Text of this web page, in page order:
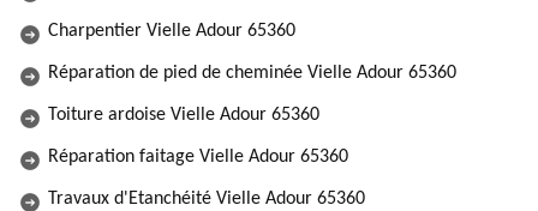
Charpentier Vielle Adour 65360
Réparation de pied de cheminée Vielle Adour 65360
Toiture ardoise Vielle Adour 65360
Réparation faitage Vielle Adour 65360
Travaux d'Etanchéité Vielle Adour 65360